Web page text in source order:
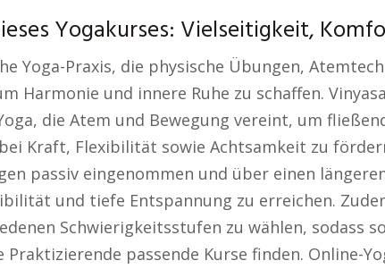
Yogakurses: Vielseitigkeit,
Yoga-Praxis, die physische Übungen,
Harmonie und innere Ruhe zu schaffen.
die Atem und Bewegung vereint, um
Kraft, Flexibilität sowie Achtsamkeit zu
passiv eingenommen und über einen
und tiefe Entspannung zu erreichen.
Schwierigkeitsstufen zu wählen, sodass
passende Kurse finden. Online-